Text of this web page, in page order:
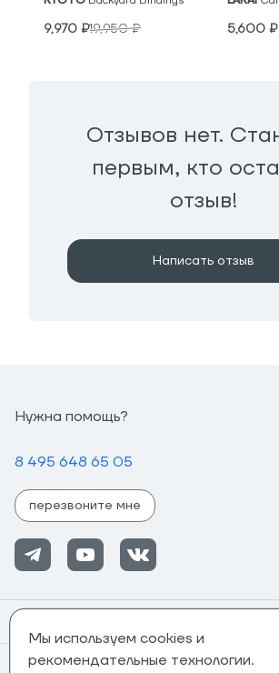
9,970 ₽19,950₽ 5,600 ₽
Отзывов нет.
первым, кто
отзыв!
Написать отзыв
Нужна помощь?
8 495 648 65 05
перезвоните мне
Информация
Мы используем cookies и
рекомендательные технологии.